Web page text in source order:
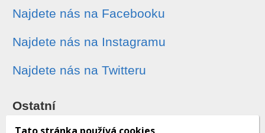
Najdete nás na Facebooku
Najdete nás na Instagramu
Najdete nás na Twitteru
Ostatní